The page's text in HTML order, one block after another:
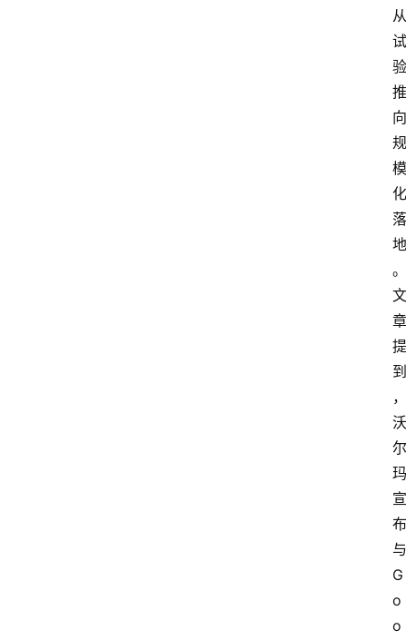
从
试
验
推
向
规
模
化
落
地
。
文
章
提
到
，
沃
尔
玛
宣
布
与
G
o
o